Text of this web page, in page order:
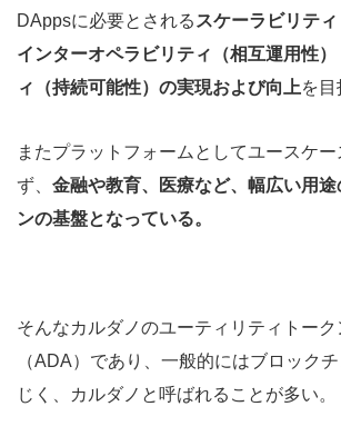
DAppsに必要とされる スケーラビリテ
インターオペラビリティ（相互運用性
ィ（持続可能性）の実現および向上を目
またプラットフォームとしてユースケ
ず、 金融や教育、医療など、幅広い用途
ンの基盤となっている。
そんなカルダノのユーティリティトー
（ADA）であり、一般的にはブロック
じく、カルダノと呼ばれることが多い。